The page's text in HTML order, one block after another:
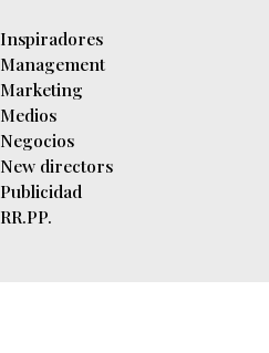
Inspiradores
Management
Marketing
Medios
Negocios
New directors
Publicidad
RR.PP.